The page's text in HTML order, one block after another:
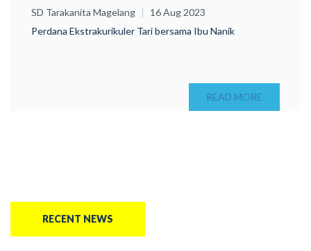
SD Tarakanita Magelang
16 Aug 2023
Perdana Ekstrakurikuler Tari bersama Ibu Nanik
READ MORE
RECENT NEWS